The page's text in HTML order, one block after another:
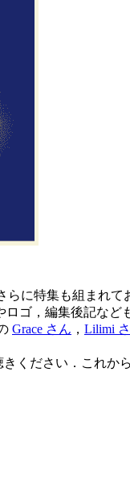
に特集も組まれて
ゴ，編集後記など
Grace さん ， Lilimi
ください．これか